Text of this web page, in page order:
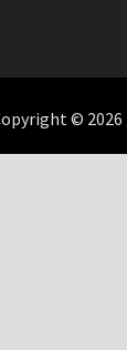
© 2026